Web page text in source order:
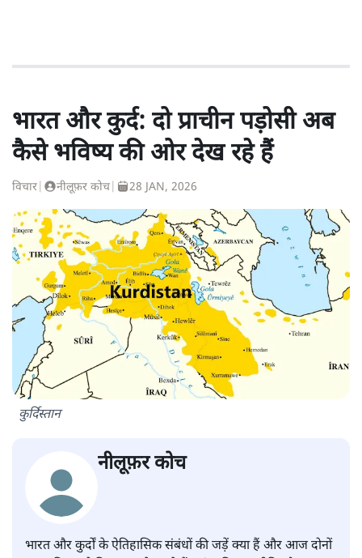
भारत और कुर्द: दो प्राचीन पड़ोसी अब
कैसे भविष्य की ओर देख रहे हैं
विचार नीलूफ़र कोच 28 JAN, 2026
कुर्दिस्तान
नीलूफ़र कोच
भारत और कुर्दों के ऐतिहासिक संबंधों की जड़ें क्या हैं और आज दोनों